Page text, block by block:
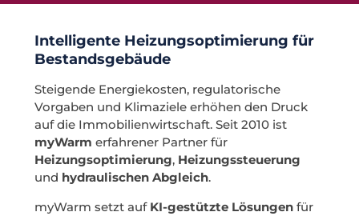
Intelligente Heizungsoptimierung für
Bestandsgebäude
Steigende Energiekosten, regulatorische
Vorgaben und Klimaziele erhöhen den Druck
auf die Immobilienwirtschaft. Seit 2010 ist
myWarm erfahrener Partner für
Heizungsoptimierung, Heizungssteuerung
und hydraulischen Abgleich.
myWarm setzt auf KI-gestützte Lösungen für